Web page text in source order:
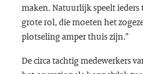
maken. Natuurlijk speelt
grote rol, die moeten het
plotseling amper thuis zijn.”
De circa tachtig medewerkers